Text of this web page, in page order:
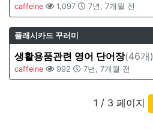
caffeine 1,097 7년, 7개월 전
플래시카드 꾸러미
생활용품관련 영어 단어장(46개)
caffeine 992 7년, 7개월 전
1 / 3 페이지